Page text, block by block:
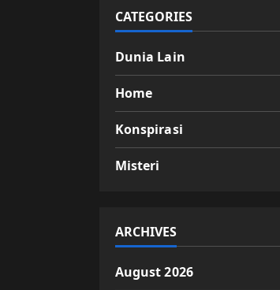
CATEGORIES
Dunia Lain
Home
Konspirasi
Misteri
ARCHIVES
August 2026